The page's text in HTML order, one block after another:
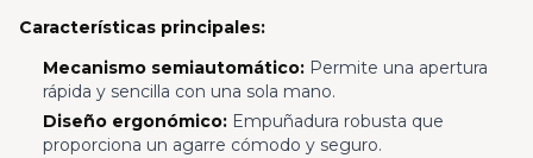
Características principales:
Mecanismo semiautomático:Permite una apertura
rápida y sencilla con una sola mano.
Diseño ergonómico:Empuñadura robusta que
proporciona un agarre cómodo y seguro.